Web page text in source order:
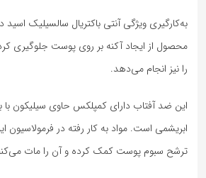
به‌کارگیری ویژگی آنتی باکتریال سالسیلیک اسید
محصول از ایجاد آکنه بر روی پوست جلوگیری
را نیز انجام می‌دهد.
این ضد آفتاب دارای کمپلکس حاوی سیلیکون با
ابریشمی است. مواد به کار رفته در فرمولاسیون
ترشح سبوم پوست کمک کرده و آن را مات